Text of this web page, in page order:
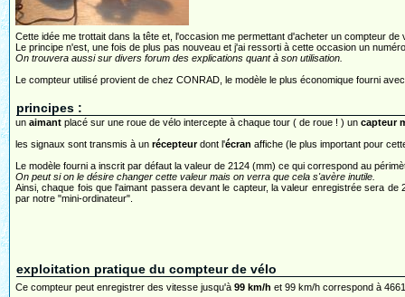
Cette idée me trottait dans la tête et, l'occasion me permettant d'acheter un compteur
Le principe n'est, une fois de plus pas nouveau et j'ai ressorti à cette occasion un
On trouvera aussi sur divers forum des explications quant à son utilisation.
Le compteur utilisé provient de chez CONRAD, le modèle le plus économique fourni
principes :
un aimant placé sur une roue de vélo intercepte à chaque tour ( de roue ! ) un capteur
les signaux sont transmis à un récepteurdont l'écran affiche (le plus important pour
Le modèle fourni a inscrit par défaut la valeur de 2124 (mm) ce qui correspond au
On peut si on le désire changer cette valeur mais on verra que cela s'avère inutile.
Ainsi, chaque fois que l'aimant passera devant le capteur, la valeur enregistrée sera
par notre "mini-ordinateur".
exploitation pratique du compteur de vélo
Ce compteur peut enregistrer des vitesse jusqu'à 99 km/h et 99 km/h correspond à